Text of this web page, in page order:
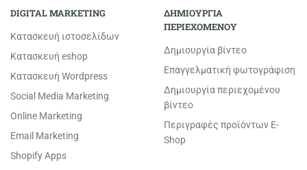
DIGITAL MARKETING
Κατασκευή ιστοσελίδων
Κατασκευή eshop
Κατασκευή Wordpress
Social Media Marketing
Online Marketing
Email Marketing
Shopify Apps
ΔΗΜΙΟΥΡΓΙΑ
ΠΕΡΙΕΧΟΜΕΝΟΥ
Δημιουργία βίντεο
Επαγγελματική φωτογράφιση
Δημιουργία περιεχομένου
βίντεο
Περιγραφές προϊόντων E-
Shop